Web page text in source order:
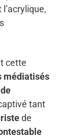
cette
médiatisés
tant
de